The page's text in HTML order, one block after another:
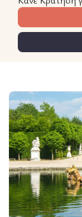
Wildlife